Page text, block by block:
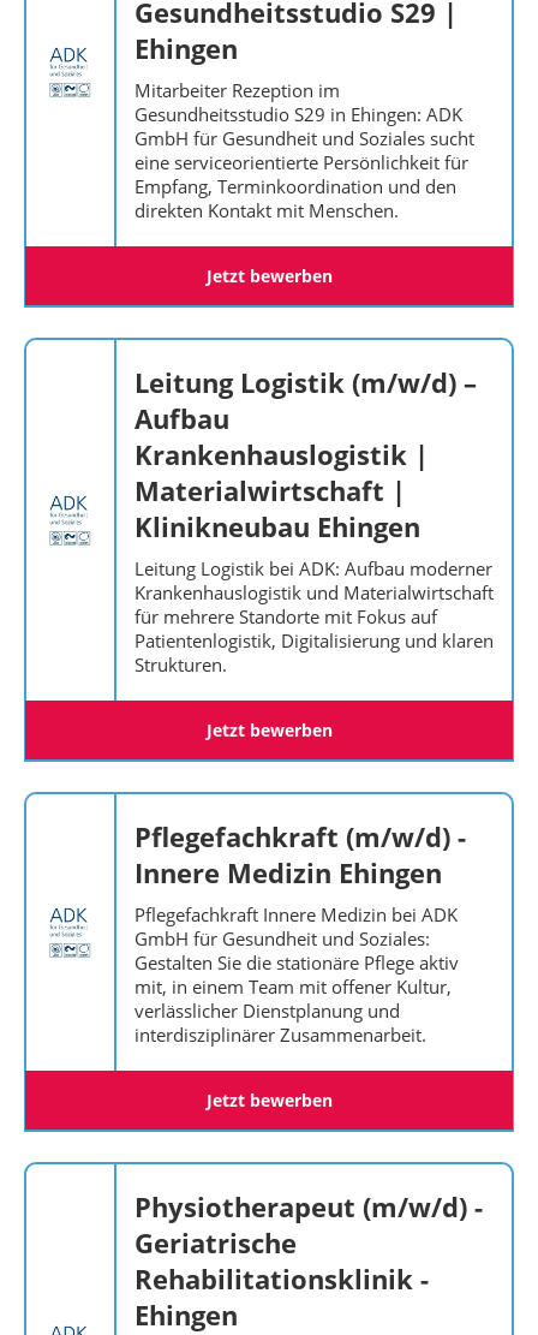
Gesundheitsstudio S29 |
Ehingen
Mitarbeiter Rezeption im
Gesundheitsstudio S29 in Ehingen: ADK
GmbH für Gesundheit und Soziales sucht
eine serviceorientierte Persönlichkeit für
Empfang, Terminkoordination und den
direkten Kontakt mit Menschen.
Jetzt bewerben
Leitung Logistik (m/w/d) –
Aufbau
Krankenhauslogistik |
Materialwirtschaft |
Klinikneubau Ehingen
Leitung Logistik bei ADK: Aufbau moderner
Krankenhauslogistik und Materialwirtschaft
für mehrere Standorte mit Fokus auf
Patientenlogistik, Digitalisierung und klaren
Strukturen.
Jetzt bewerben
Pflegefachkraft (m/w/d) -
Innere Medizin Ehingen
Pflegefachkraft Innere Medizin bei ADK
GmbH für Gesundheit und Soziales:
Gestalten Sie die stationäre Pflege aktiv
mit, in einem Team mit offener Kultur,
verlässlicher Dienstplanung und
interdisziplinärer Zusammenarbeit.
Jetzt bewerben
Physiotherapeut (m/w/d) -
Geriatrische
Rehabilitationsklinik -
Ehingen